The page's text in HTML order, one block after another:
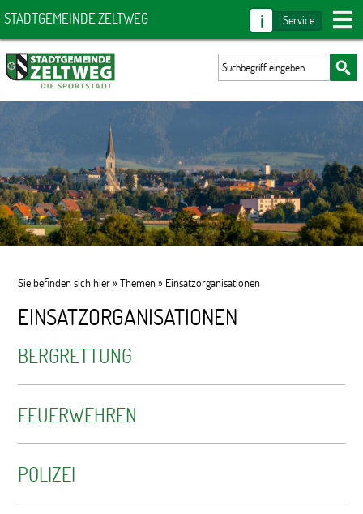
STADTGEMEINDE ZELTWEG i Service
Sie befinden sich hier »Themen» Einsatzorganisationen
EINSATZORGANISATIONEN
BERGRETTUNG
FEUERWEHREN
POLIZEI